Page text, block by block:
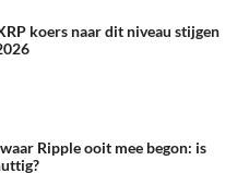
koers naar dit niveau stijgen
Ripple ooit mee begon: is